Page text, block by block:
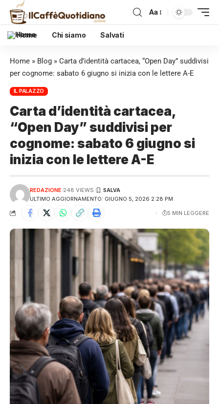
Aa
Home Chi siamo Salvati
Home » Blog » Carta d’identità cartacea, “Open Day” suddivisi
per cognome: sabato 6 giugno si inizia con le lettere A-E
IL PALAZZO
Carta d’identità cartacea,
“Open Day” suddivisi per
cognome: sabato 6 giugno si
inizia con le lettere A-E
ULTIMO AGGIORNAMENTO: GIUGNO 5, 2026 2:28 PM
REDAZIONE 248 VIEWS
5 MIN LEGGERE